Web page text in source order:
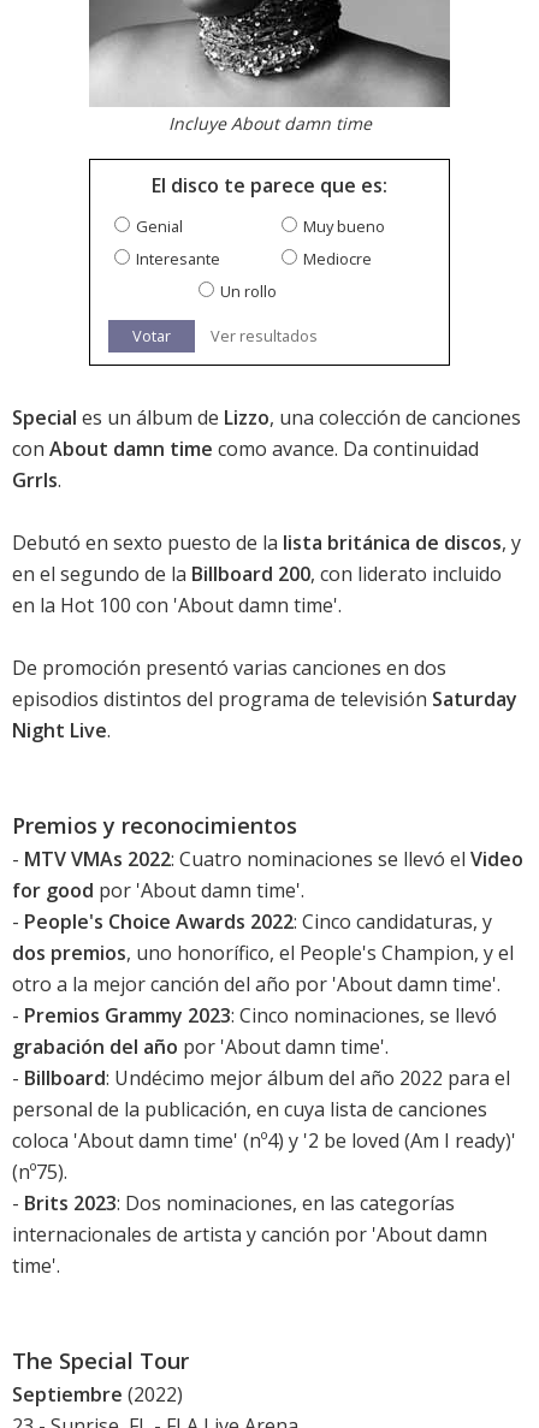
Incluye About damn time
El disco te parece que es:
Genial
Muy bueno
Interesante
Mediocre
Un rollo
Votar Ver resultados
Special es un álbum de Lizzo, una colección de canciones
con About damn time como avance. Da continuidad
Grrls.
Debutó en sexto puesto de la lista británica de discos, y
en el segundo de la Billboard 200, con liderato incluido
en la Hot 100 con 'About damn time'.
De promoción presentó varias canciones en dos
episodios distintos del programa de televisión Saturday
Night Live.
Premios y reconocimientos
- MTV VMAs 2022: Cuatro nominaciones se llevó el Video
for good por 'About damn time'.
- People's Choice Awards 2022: Cinco candidaturas, y
dos premios, uno honorífico, el People's Champion, y el
otro a la mejor canción del año por 'About damn time'.
- Premios Grammy 2023: Cinco nominaciones, se llevó
grabación del año por 'About damn time'.
- Billboard: Undécimo mejor álbum del año 2022 para el
personal de la publicación, en cuya lista de canciones
coloca 'About damn time' (nº4) y '2 be loved (Am I ready)'
(nº75).
- Brits 2023: Dos nominaciones, en las categorías
internacionales de artista y canción por 'About damn
time'.
The Special Tour
Septiembre (2022)